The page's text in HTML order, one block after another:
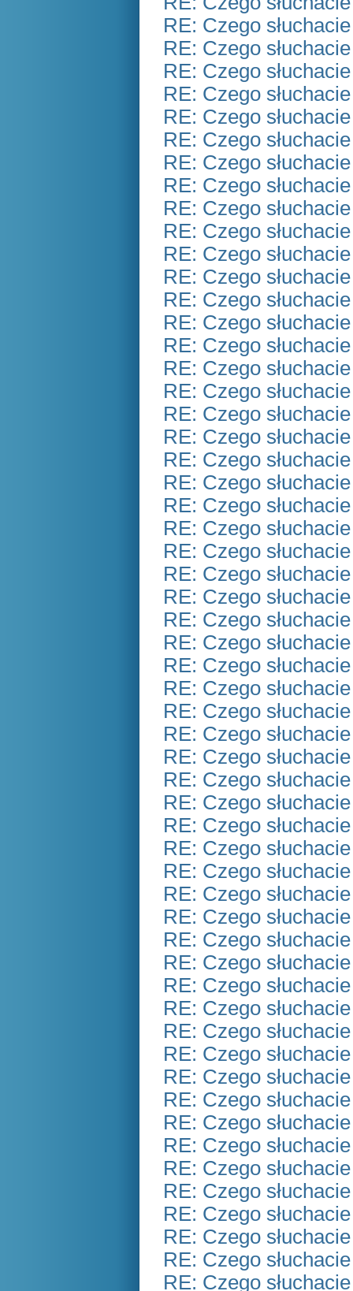
RE: Czego
RE: Czego
RE: Czego
RE: Czego
RE: Czego
RE: Czego
RE: Czego
RE: Czego
RE: Czego
RE: Czego
RE: Czego
RE: Czego
RE: Czego
RE: Czego
RE: Czego
RE: Czego
RE: Czego
RE: Czego
RE: Czego
RE: Czego
RE: Czego
RE: Czego
RE: Czego
RE: Czego
RE: Czego
RE: Czego
RE: Czego
RE: Czego
RE: Czego
RE: Czego
RE: Czego
RE: Czego
RE: Czego
RE: Czego
RE: Czego
RE: Czego
RE: Czego
RE: Czego
RE: Czego
RE: Czego
RE: Czego
RE: Czego
RE: Czego
RE: Czego
RE: Czego
RE: Czego
RE: Czego
RE: Czego
RE: Czego
RE: Czego
RE: Czego
RE: Czego
RE: Czego
RE: Czego
RE: Czego
RE: Czego